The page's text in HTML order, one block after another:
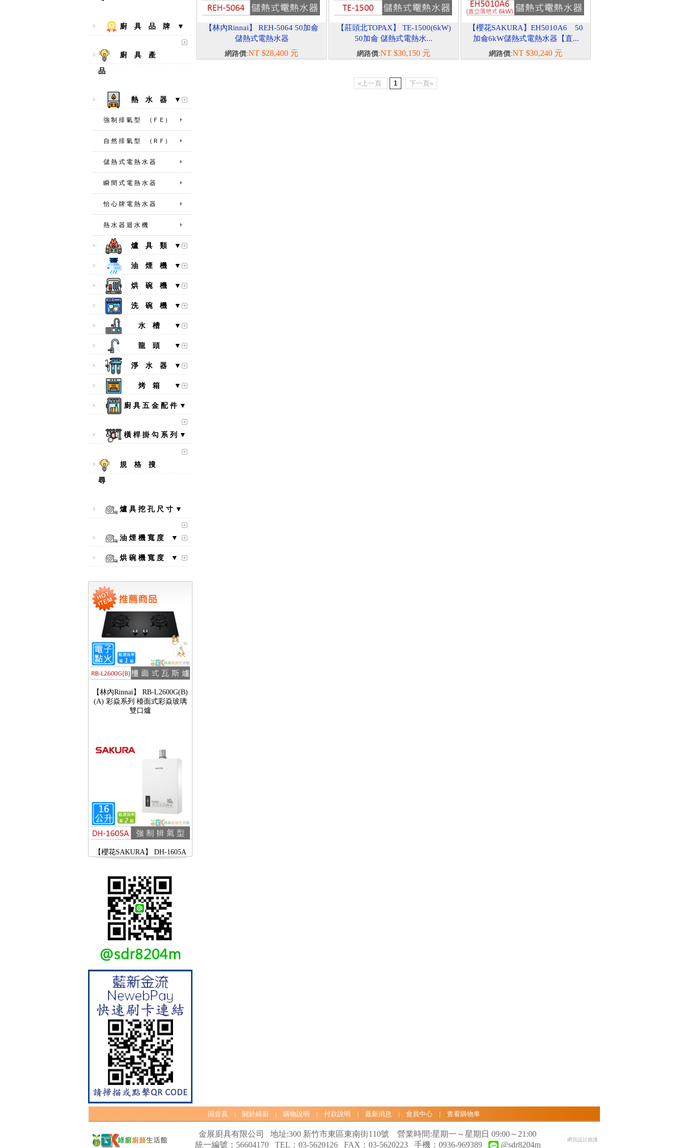
廚 具 品 牌 ▼
廚 具 產
品
熱 水 器 ▼
強 制 排 氣 型 （ＦＥ）
自 然 排 氣 型 （ＲＦ）
儲 熱 式 電 熱 水 器
瞬 間 式 電 熱 水 器
怡 心 牌 電 熱 水 器
熱 水 器 迴 水 機
爐 具 類 ▼
油 煙 機 ▼
烘 碗 機 ▼
洗 碗 機 ▼
水 槽 ▼
龍 頭 ▼
淨 水 器 ▼
烤 箱 ▼
廚 具 五 金 配 件 ▼
橫 桿 掛 勾 系 列 ▼
規 格 搜
尋
爐 具 挖 孔 尺 寸 ▼
油 煙 機 寬 度 ▼
烘 碗 機 寬 度 ▼
【林內Rinnai】 RB-L2600S(A)
彩焱系列 檯面式彩焱不銹鋼雙
口爐
【林內Rinnai】 RB-L2600G(B)
(A) 彩焱系列 檯面式彩焱玻璃
雙口爐
【櫻花SAKURA】 DH-1605A
16公升/分 數位恆溫 LCD溫度設
定 分段火排
【林內Rinnai】 RB-L2600S(A)
彩焱系列 檯面式彩焱不銹鋼雙
口爐
【林內Rinnai】 REH-5064 50加侖
儲熱式電熱水器
網路價:NT $28,400 元
【莊頭北TOPAX】 TE-1500(6kW)
50加侖 儲熱式電熱水...
網路價:NT $30,150 元
【櫻花SAKURA】EH5010A6 50
加侖6kW儲熱式電熱水器【直...
網路價:NT $30,240 元
«上一頁 1 下一頁»
回首頁 關於綠廚 購物說明 付款說明 最新消息 會員中心 查看購物車
金展廚具有限公司 地址:300 新竹市東區東南街110號 營業時間:星期一～星期日 09:00～21:00
統一編號：56604170 TEL：03-5620126 FAX：03-5620223 手機：0936-969389
@sdr8204m
網頁設計維護